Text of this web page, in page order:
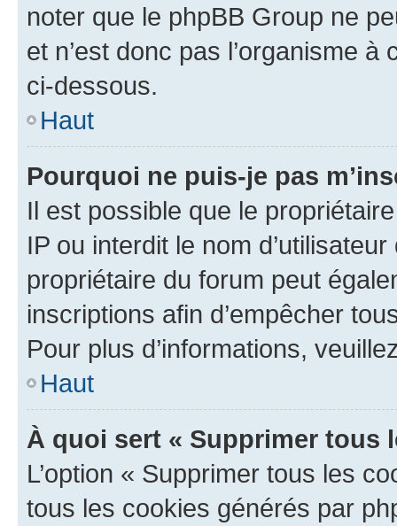
noter que le phpBB Group ne
et n’est donc pas l’organisme
ci-dessous.
Haut
Pourquoi ne puis-je pas
Il est possible que le
IP ou interdit le nom
propriétaire du forum peut
inscriptions afin d’empêcher
Pour plus d’informations,
Haut
À quoi sert « Supprimer tous
L’option « Supprimer tous les
tous les cookies générés par